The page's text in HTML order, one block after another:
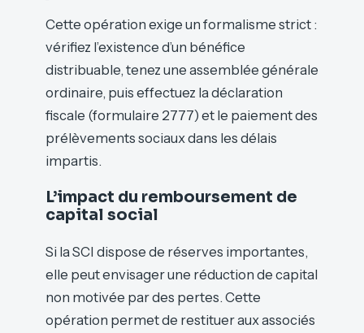
Cette opération exige un formalisme strict :
vérifiez l’existence d’un bénéfice
distribuable, tenez une assemblée générale
ordinaire, puis effectuez la déclaration
fiscale (formulaire 2777) et le paiement des
prélèvements sociaux dans les délais
impartis.
L’impact du remboursement de
capital social
Si la SCI dispose de réserves importantes,
elle peut envisager une réduction de capital
non motivée par des pertes. Cette
opération permet de restituer aux associés